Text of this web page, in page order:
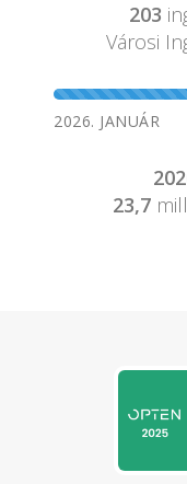
203
Városi
2026. JANUÁR
23,7